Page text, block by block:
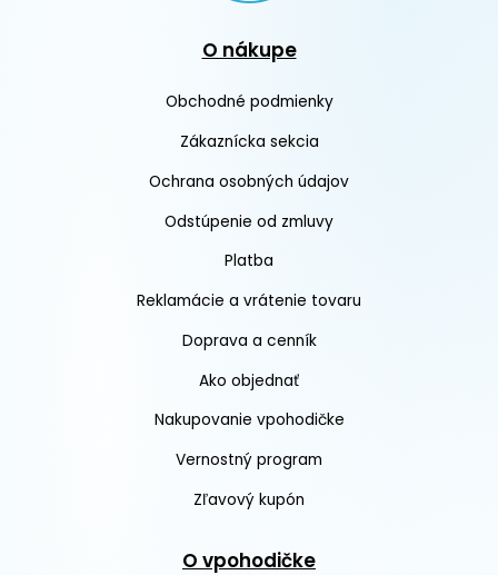
O nákupe
Obchodné podmienky
Zákaznícka sekcia
Ochrana osobných údajov
Odstúpenie od zmluvy
Platba
Reklamácie a vrátenie tovaru
Doprava a cenník
Ako objednať
Nakupovanie vpohodičke
Vernostný program
Zľavový kupón
O vpohodičke